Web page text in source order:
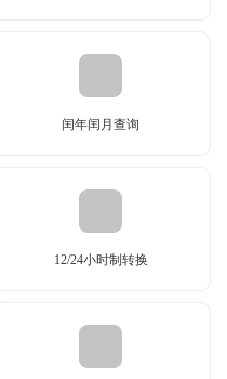
闰年闰月查询
12/24小时制转换